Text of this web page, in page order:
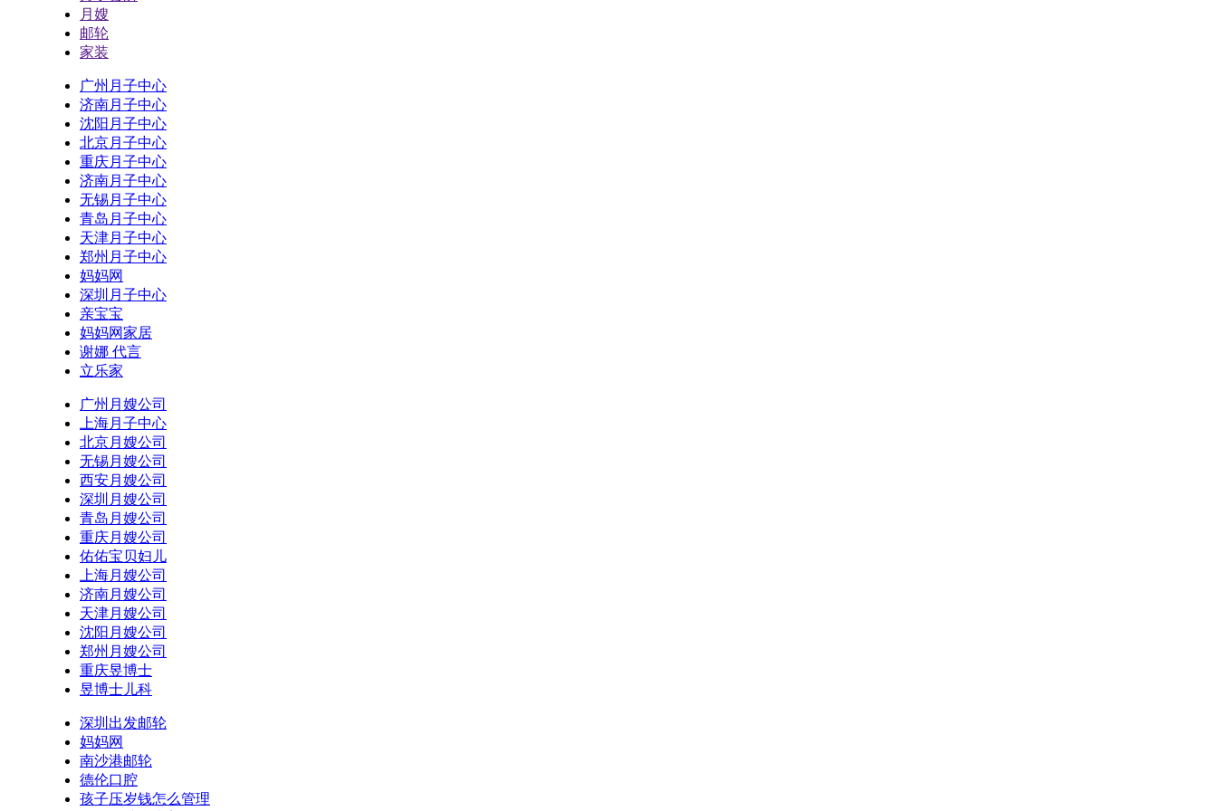
月嫂
邮轮
家装
广州月子中心
济南月子中心
沈阳月子中心
北京月子中心
重庆月子中心
济南月子中心
无锡月子中心
青岛月子中心
天津月子中心
郑州月子中心
妈妈网
深圳月子中心
亲宝宝
妈妈网家居
谢娜 代言
立乐家
广州月嫂公司
上海月子中心
北京月嫂公司
无锡月嫂公司
西安月嫂公司
深圳月嫂公司
青岛月嫂公司
重庆月嫂公司
佑佑宝贝妇儿
上海月嫂公司
济南月嫂公司
天津月嫂公司
沈阳月嫂公司
郑州月嫂公司
重庆昱博士
昱博士儿科
深圳出发邮轮
妈妈网
南沙港邮轮
德伦口腔
孩子压岁钱怎么管理